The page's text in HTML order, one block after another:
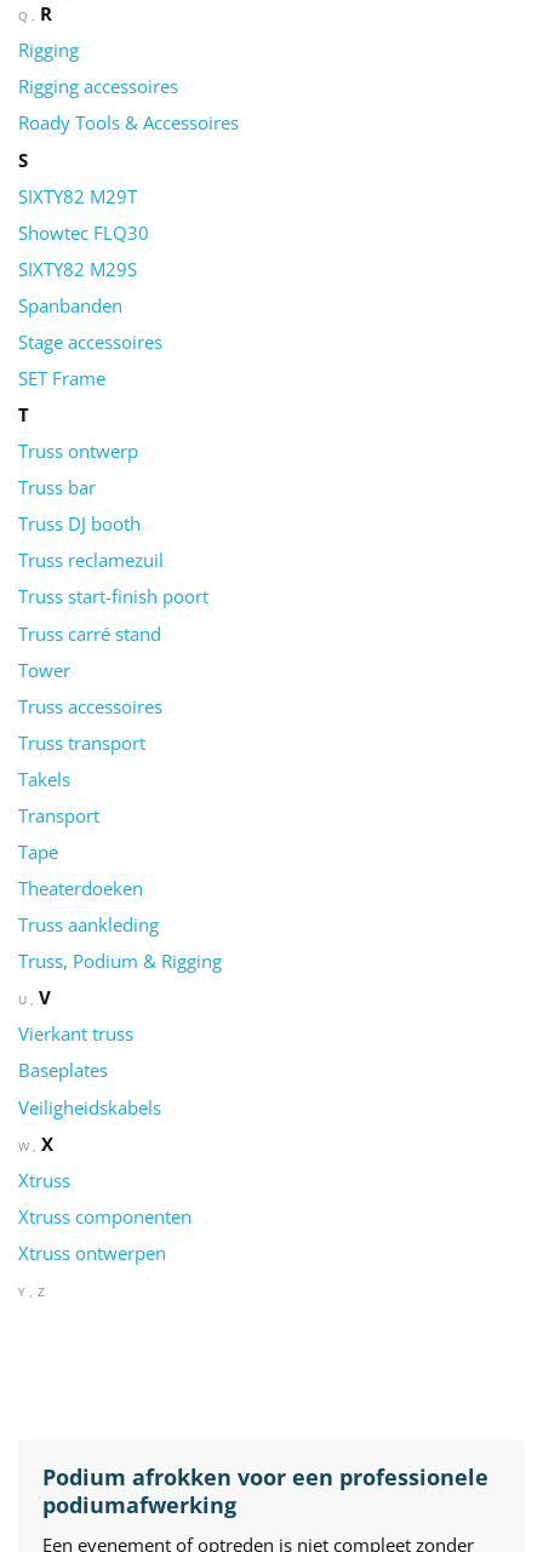
Q
R
Rigging
Rigging accessoires
Roady Tools & Accessoires
S
SIXTY82 M29T
Showtec FLQ30
SIXTY82 M29S
Spanbanden
Stage accessoires
SET Frame
T
Truss ontwerp
Truss bar
Truss DJ booth
Truss reclamezuil
Truss start-finish poort
Truss carré stand
Tower
Truss accessoires
Truss transport
Takels
Transport
Tape
Theaterdoeken
Truss aankleding
Truss, Podium & Rigging
U
V
Vierkant truss
Baseplates
Veiligheidskabels
W
X
Xtruss
Xtruss componenten
Xtruss ontwerpen
Y Z
Podium afrokken voor een professionele
podiumafwerking
Een evenement of optreden is niet compleet zonder